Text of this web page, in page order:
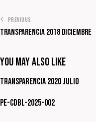
PREVIOUS
Transparencia 2018 Diciembre
You May Also Like
Transparencia 2020 Julio
PE-CDBL-2025-002